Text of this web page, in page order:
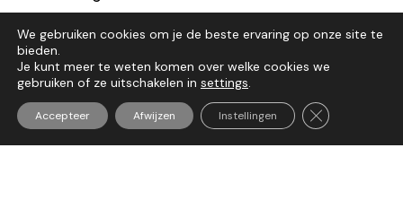
We gebruiken cookies om je de beste ervaring op onze site te
bieden.
Je kunt meer te weten komen over welke cookies we
gebruiken of ze uitschakelen in settings.
Accepteer Afwijzen Instellingen Sluit AVG/